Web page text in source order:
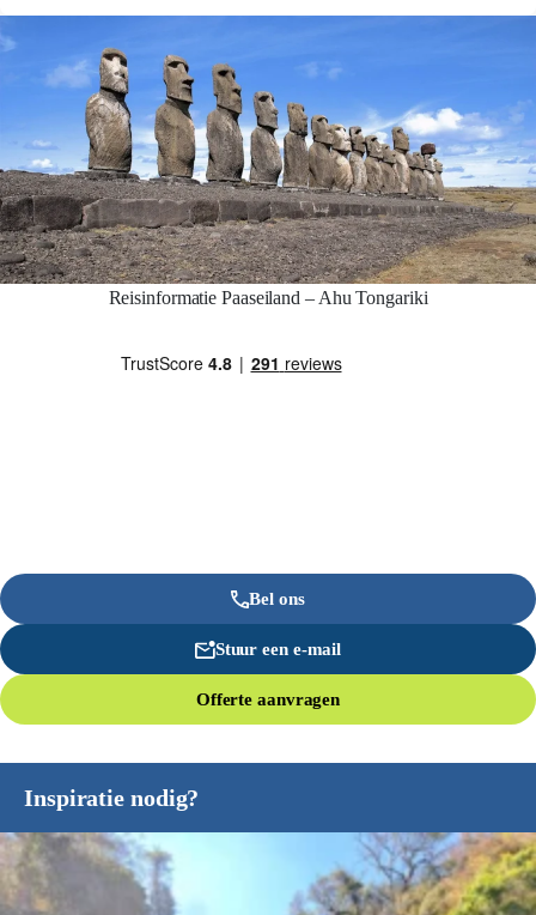
Reisinformatie Paaseiland – Ahu Tongariki
Bel ons
Stuur een e-mail
Offerte aanvragen
Inspiratie nodig?